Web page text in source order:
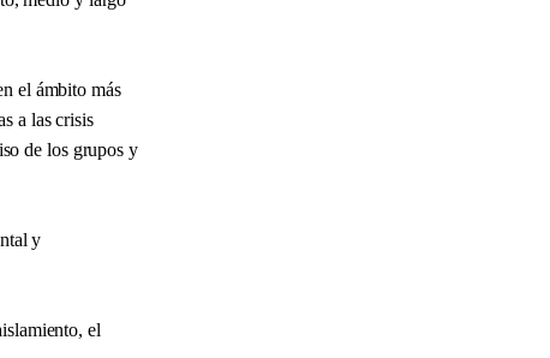
el ámbito más
a las crisis
de los grupos y
y
el